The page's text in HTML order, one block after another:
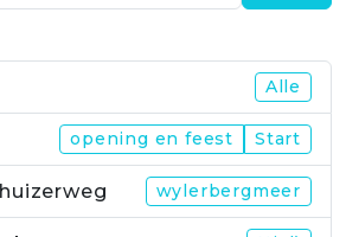
Alle
opening en feest Start
wylerbergmeer